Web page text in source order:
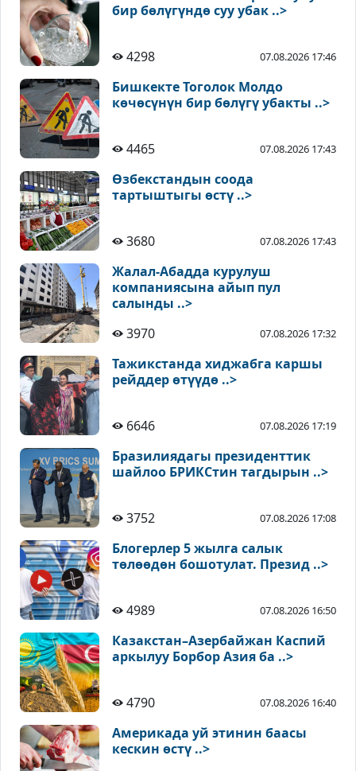
бир бөлүгүндө суу убак ..>
4298 07.08.2026 17:46
Бишкекте Тоголок Молдо
көчөсүнүн бир бөлүгү убакты ..>
4465 07.08.2026 17:43
Өзбекстандын соода
тартыштыгы өстү ..>
3680 07.08.2026 17:43
Жалал-Абадда курулуш
компаниясына айып пул
салынды ..>
3970
07.08.2026 17:32
Тажикстанда хиджабга каршы
рейддер өтүүдө ..>
6646 07.08.2026 17:19
Бразилиядагы президенттик
шайлоо БРИКСтин тагдырын ..>
3752 07.08.2026 17:08
Блогерлер 5 жылга салык
төлөөдөн бошотулат. Презид ..>
4989 07.08.2026 16:50
Казакстан–Азербайжан Каспий
аркылуу Борбор Азия ба ..>
4790 07.08.2026 16:40
Америкада уй этинин баасы
кескин өстү ..>